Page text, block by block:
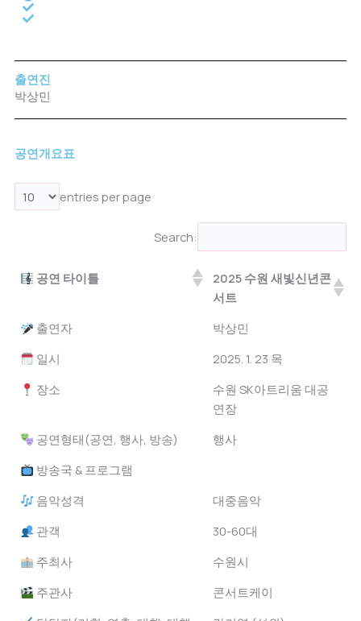
출연진
박상민
공연개요표
entries per page
Search:
공연 타이틀
2025 수원 새빛신년콘
서트
공연 타이틀
2025 수원 새빛신년콘
출연자
박상민
일시
2025. 1. 23 목
장소
수원 SK아트리움 대공
연장
공연형태(공연, 행사, 방송)
행사
방송국 & 프로그램
음악성격
대중음악
관객
30-60대
주최사
수원시
주관사
콘서트케이